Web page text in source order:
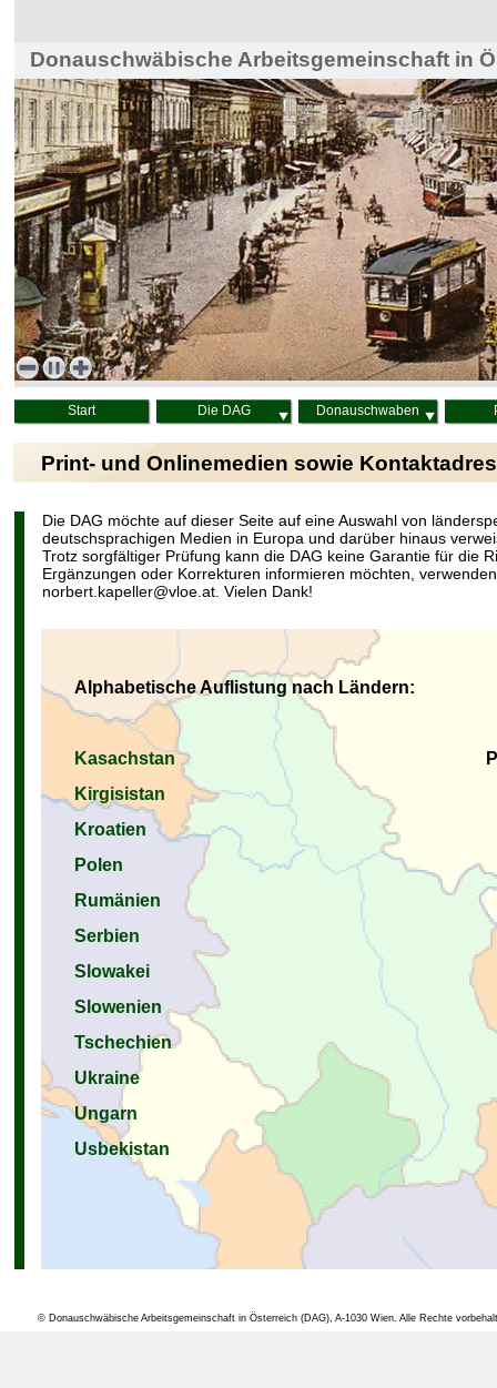
© Donauschwäbische Arbeitsgemeinschaft in Österreich (DAG), A-1030 Wien. Alle Rechte
Haus der Heimat, Wien
Donauschwäbische Arbeitsgemeinschaft in
Start Die DAG Donauschwaben
Print- und Onlinemedien sowie
Alphabetische Auflistung nach Ländern:
Kasachstan
Kirgisistan
Kroatien
Polen
Rumänien
Serbien
Slowakei
Slowenien
Tschechien
Ukraine
Ungarn
Usbekistan
Die DAG möchte auf dieser Seite auf eine Auswahl von
deutschsprachigen Medien in Europa und darüber hinaus
Trotz sorgfältiger Prüfung kann die DAG keine Garantie für die
Ergänzungen oder Korrekturen informieren möchten,
norbert.kapeller@vloe.at. Vielen Dank!